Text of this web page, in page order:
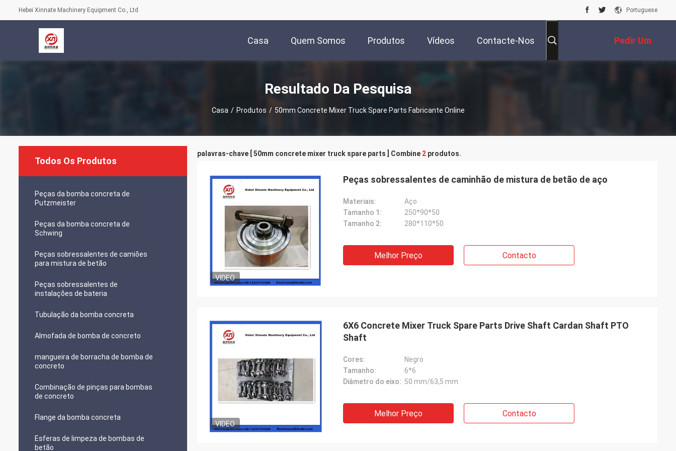
Hebei Xinnate Machinery Equipment Co., Ltd Portuguese
Casa Quem Somos Produtos Vídeos Contacte-Nos Pedir Um
Orçamento
Resultado Da Pesquisa
Casa / Produtos / 50mm Concrete Mixer Truck Spare Parts Fabricante Online
Todos Os Produtos
Peças da bomba concreta de
Putzmeister
Peças da bomba concreta de
Schwing
Peças sobressalentes de camiões
para mistura de betão
Peças sobressalentes de
instalações de bateria
Tubulação da bomba concreta
Almofada de bomba de concreto
mangueira de borracha de bomba de
concreto
Combinação de pinças para bombas
de concreto
Flange da bomba concreta
Esferas de limpeza de bombas de
betão
palavras-chave [ 50mm concrete mixer truck spare parts ] Combine 2 produtos.
VIDEO
Peças sobressalentes de caminhão de mistura de betão de aço
Materiais:
Aço
Tamanho 1:
250*90*50
Tamanho 2:
280*110*50
Melhor Preço Contacto
VIDEO
6X6 Concrete Mixer Truck Spare Parts Drive Shaft Cardan Shaft PTO
Shaft
Cores:
Negro
Tamanho:
6*6
Diâmetro do eixo: 50 mm/63,5 mm
Melhor Preço Contacto